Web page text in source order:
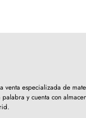
venta especializada de
y cuenta con